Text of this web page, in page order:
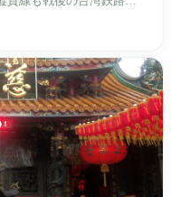
前の世代の記録を脚注
ロコの世代になって、
戻されたのです。